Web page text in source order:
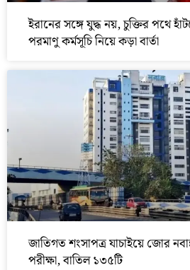
ইরানের সঙ্গে যুদ্ধ নয়, চুক্তির পথে
পরমাণু কর্মসূচি নিয়ে কড়া বার্তা
জাতিগত শংসাপত্র যাচাইয়ে জোর
পরীক্ষা, বাতিল ১৩৫টি